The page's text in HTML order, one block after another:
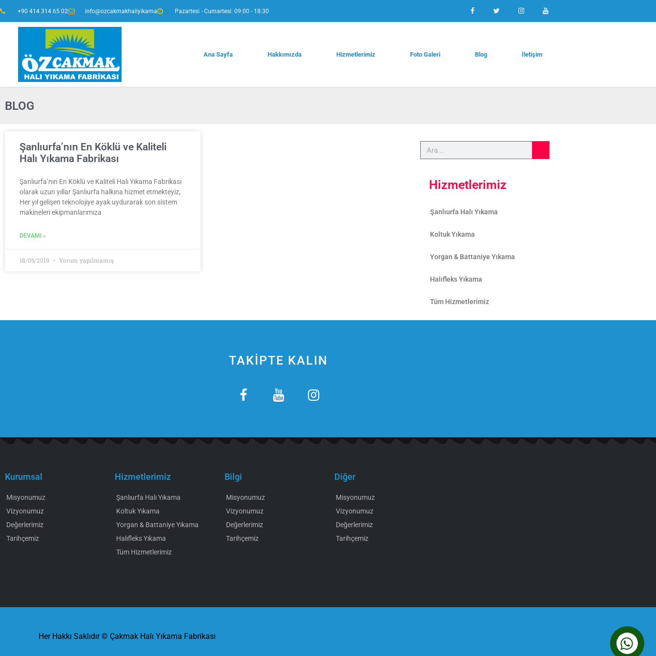
+90 414 314 65 02 info@ozcakmakhaliyikama Pazartesi - Cumartesi: 09:00 - 18:30
Ana Sayfa Hakkımızda Hizmetlerimiz Foto Galeri Blog İletişim
BLOG
Şanlıurfa’nın En Köklü ve Kaliteli
Halı Yıkama Fabrikası
Şanlıurfa’nın En Köklü ve Kaliteli Halı Yıkama Fabrikası
olarak uzun yıllar Şanlıurfa halkına hizmet etmekteyiz,
Her yıl gelişen teknolojiye ayak uydurarak son sistem
makineleri ekipmanlarımıza
DEVAMI »
18/05/2019 Yorum yapılmamış
Hizmetlerimiz
Şanlıurfa Halı Yıkama
Koltuk Yıkama
Yorgan & Battaniye Yıkama
Halıfleks Yıkama
Tüm Hizmetlerimiz
TAKİPTE KALIN
Kurumsal
Misyonumuz
Vizyonumuz
Değerlerimiz
Tarihçemiz
Hizmetlerimiz
Şanlıurfa Halı Yıkama
Koltuk Yıkama
Yorgan & Battaniye Yıkama
Halıfleks Yıkama
Tüm Hizmetlerimiz
Bilgi
Misyonumuz
Vizyonumuz
Değerlerimiz
Tarihçemiz
Diğer
Misyonumuz
Vizyonumuz
Değerlerimiz
Tarihçemiz
Her Hakkı Saklıdır © Çakmak Halı Yıkama Fabrikası